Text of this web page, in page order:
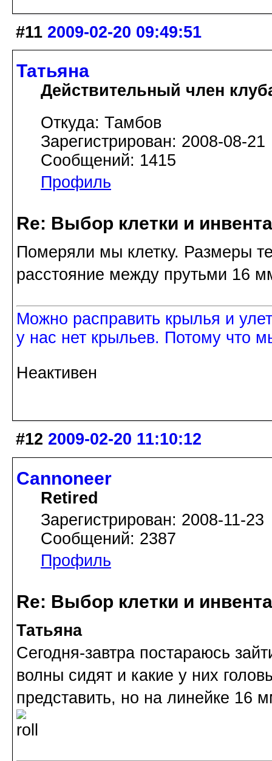
#11 2009-02-20 09:49:51
Татьяна
Действительный член
Откуда: Тамбов
Зарегистрирован: 2008-08-21
Сообщений: 1415
Профиль
Re: Выбор клетки и
Померяли мы клетку. Размеры
расстояние между прутьми 16
Можно расправить крылья и
у нас нет крыльев. Потому что
Неактивен
#12 2009-02-20 11:10:12
Cannoneer
Retired
Зарегистрирован: 2008-11-23
Сообщений: 2387
Профиль
Re: Выбор клетки и
Татьяна
Сегодня-завтра постараюсь
волны сидят и какие у них
представить, но на линейке 16